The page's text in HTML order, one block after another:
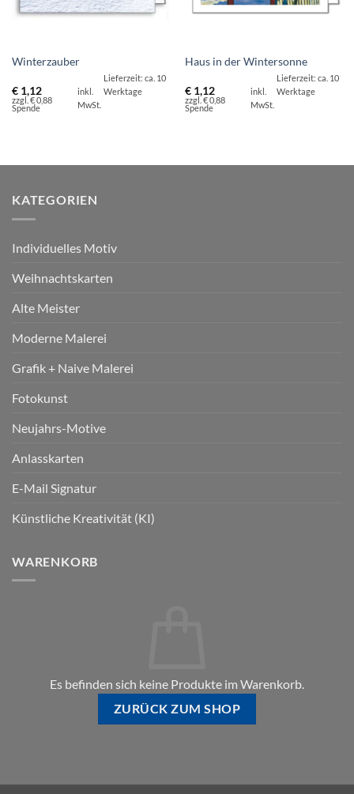
Winterzauber
€1,12
zzgl. € 0,88
Spende
inkl.
MwSt.
Lieferzeit: ca. 10
Werktage
Haus in der Wintersonne
€1,12
zzgl. € 0,88
Spende
inkl.
MwSt.
Lieferzeit: ca. 10
Werktage
KATEGORIEN
Individuelles Motiv
Weihnachtskarten
Alte Meister
Moderne Malerei
Grafik + Naive Malerei
Fotokunst
Neujahrs-Motive
Anlasskarten
E-Mail Signatur
Künstliche Kreativität (KI)
WARENKORB
Es befinden sich keine Produkte im Warenkorb.
ZURÜCK ZUM SHOP